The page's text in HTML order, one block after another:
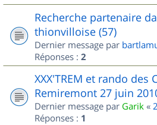
Recherche partenaire
thionvilloise (57)
Dernier message par
Réponses : 2
XXX'TREM et rando des
Remiremont 27 juin
Dernier message par Garik «
Réponses : 1